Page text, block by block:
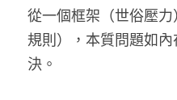
從一個框架（世俗壓
規則），本質問題如
決。